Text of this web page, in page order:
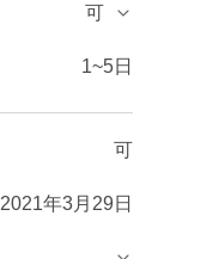
可
1~5日
可
2021年3月29日